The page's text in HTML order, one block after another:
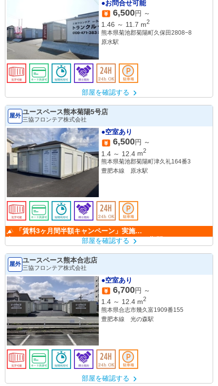
●お問合せ可能
6,500円 ～
1.46 ～ 11.7 m2
熊本県菊池郡菊陽町久保田2808−8
原水駅
部屋を確認する
屋外 ユースペース熊本菊陽5号店
三協フロンテア株式会社
●空室あり
6,500円 ～
1.4 ～ 12.4 m2
熊本県菊池郡菊陽町津久礼164番3
豊肥本線 原水駅
中！ （キャンペーン期間：6/1～9/30）
部屋を確認する
屋外 ユースペース熊本合志店
三協フロンテア株式会社
●空室あり
6,700円 ～
1.4 ～ 12.4 m2
熊本県合志市幾久富1909番155
豊肥本線 光の森駅
部屋を確認する